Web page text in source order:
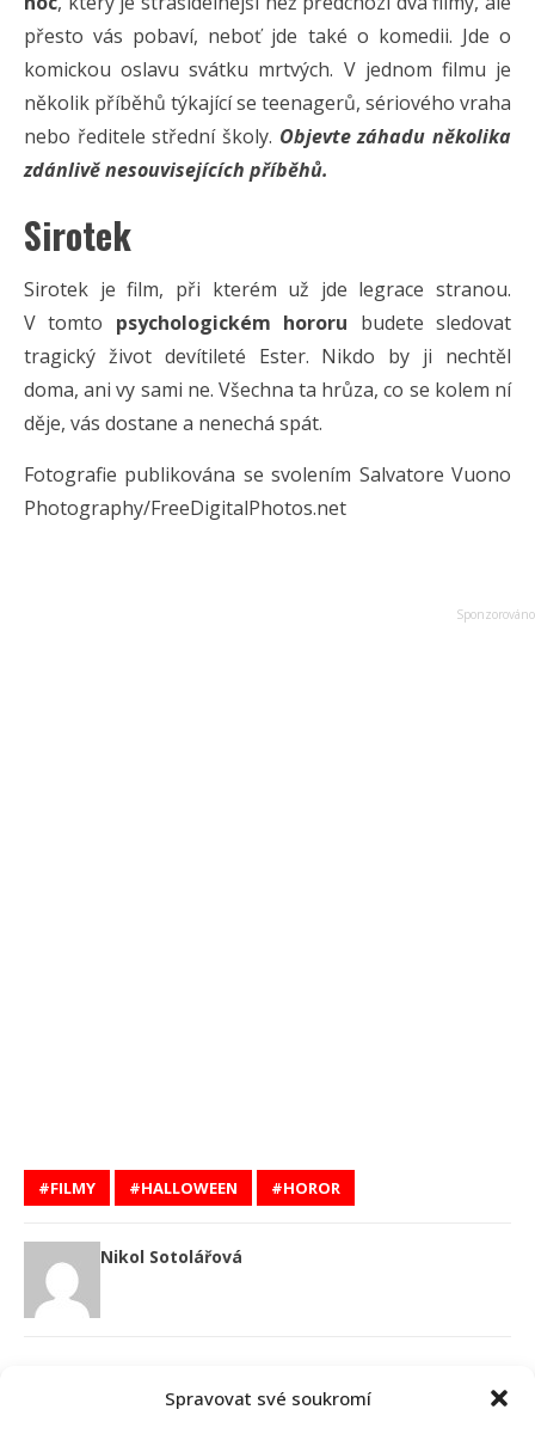
Spravovat své soukromí
přesto vás pobaví, neboť jde také o komedii. Jde o
komickou oslavu svátku mrtvých. V jednom filmu je
několik příběhů týkající se teenagerů, sériového vraha
nebo ředitele střední školy. Objevte záhadu několika
zdánlivě nesouvisejících příběhů.
Sirotek
Sirotek je film, při kterém už jde legrace stranou.
V tomto psychologickém hororu budete sledovat
tragický život devítileté Ester. Nikdo by ji nechtěl
doma, ani vy sami ne. Všechna ta hrůza, co se kolem ní
děje, vás dostane a nenechá spát.
Fotografie publikována se svolením Salvatore Vuono
Photography/FreeDigitalPhotos.net
FILMY HALLOWEEN HOROR
Nikol Sotolářová